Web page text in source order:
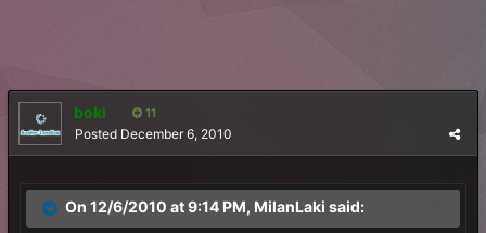
boki 11
Posted December 6, 2010
On 12/6/2010 at 9:14 PM, MilanLaki said: